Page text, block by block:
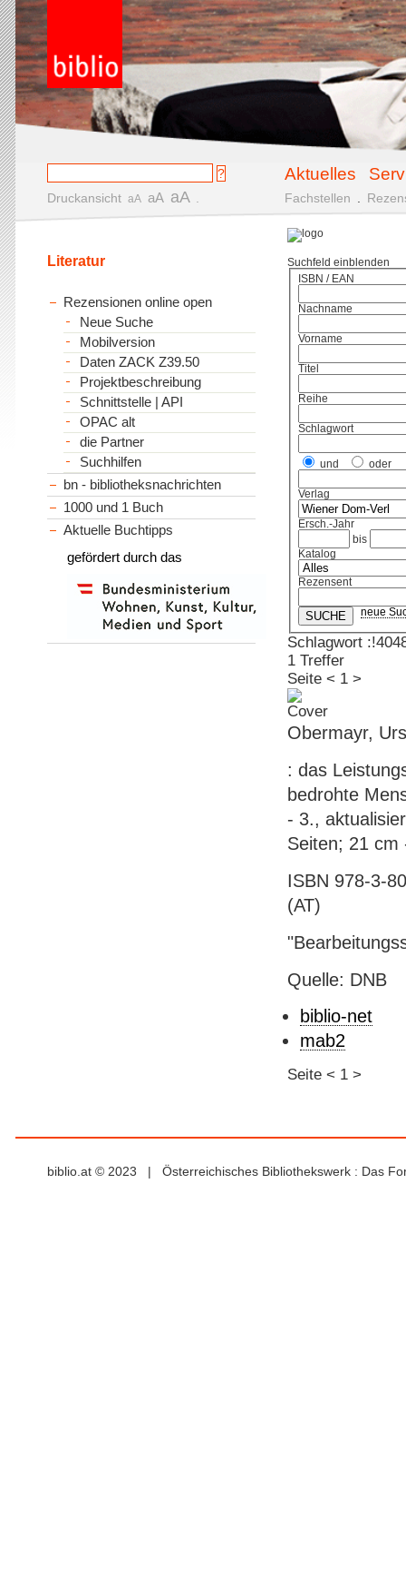
Aktuelles
Druckansicht aA aA aA Fachstellen
Suchfeld einblenden
ISBN / EAN
Nachname
Vorname
Titel
Reihe
Schlagwort
und oder
Verlag
Ersch.-Jahr
bis
Katalog
Rezensent
neue
Schlagwort
1 Treffer
Seite < 1 >
Obermayr,
: das
bedrohte
- 3.,
Seiten; 21 cm
ISBN 978-3-
(AT)
Quelle: DNB
biblio-net
mab2
Seite < 1 >
Literatur
Rezensionen online open
Neue Suche
Mobilversion
Daten ZACK Z39.50
Projektbeschreibung
Schnittstelle | API
OPAC alt
die Partner
Suchhilfen
bn - bibliotheksnachrichten
1000 und 1 Buch
Aktuelle Buchtipps
gefördert durch das
biblio.at © 2023 | Österreichisches Bibliothekswerk : Das